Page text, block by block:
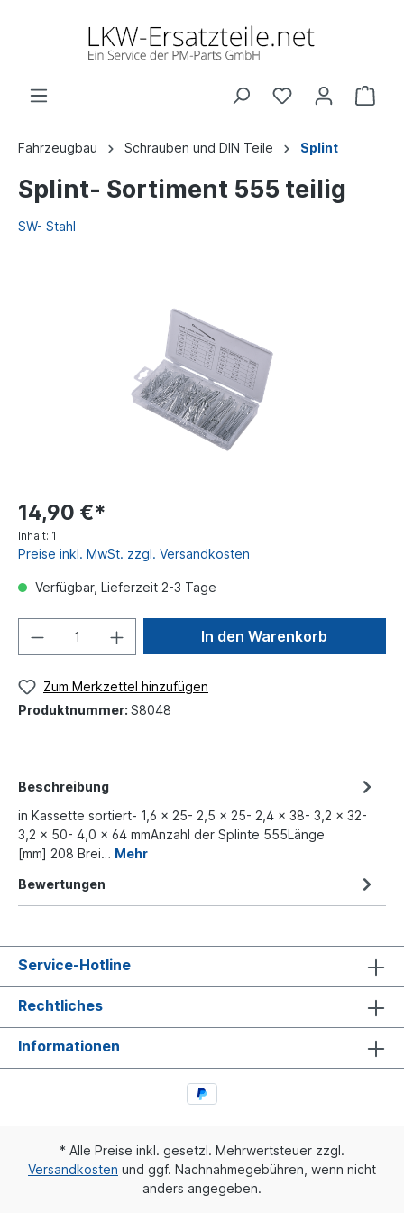
Fahrzeugbau Schrauben und DIN Teile Splint
Splint- Sortiment 555 teilig
SW- Stahl
14,90 €*
Inhalt: 1
Preise inkl. MwSt. zzgl. Versandkosten
Verfügbar, Lieferzeit 2-3 Tage
In den Warenkorb
Zum Merkzettel hinzufügen
Produktnummer: S8048
Beschreibung
in Kassette sortiert- 1,6 x 25- 2,5 x 25- 2,4 x 38- 3,2 x 32-
3,2 x 50- 4,0 x 64 mmAnzahl der Splinte 555Länge
[mm] 208 Brei… Mehr
Bewertungen
Service-Hotline
Rechtliches
Informationen
* Alle Preise inkl. gesetzl. Mehrwertsteuer zzgl.
Versandkosten und ggf. Nachnahmegebühren, wenn nicht
anders angegeben.